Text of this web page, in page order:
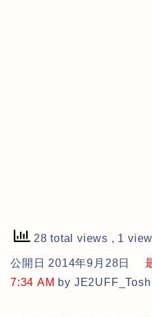
28 total views , 1
公開日 2014年9月28日
7:34 AM by